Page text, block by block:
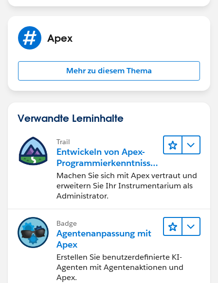
Apex
Mehr zu diesem Thema
Verwandte Lerninhalte
Trail
Entwickeln von Apex-
Programmierkenntnisse
n
Machen Sie sich mit Apex vertraut und
erweitern Sie Ihr Instrumentarium als
Administrator.
Badge
Agentenanpassung mit
Apex
Erstellen Sie benutzerdefinierte KI-
Agenten mit Agentenaktionen und
Apex.